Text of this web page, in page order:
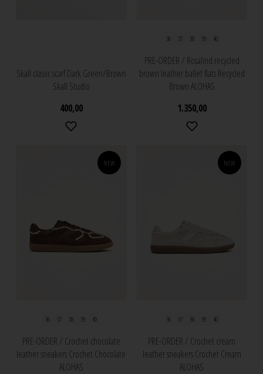
Skall classic scarf Dark Green/Brown
Skall Studio
400,00
36 37 38 39 40
PRE-ORDER / Rosalind recycled
brown leather ballet flats Recycled
Brown ALOHAS
1.350,00
NEW
36 37 38 39 40
PRE-ORDER / Crochet chocolate
leather sneakers Crochet Chocolate
ALOHAS
NEW
36 37 38 39 40
PRE-ORDER / Crochet cream
leather sneakers Crochet Cream
ALOHAS